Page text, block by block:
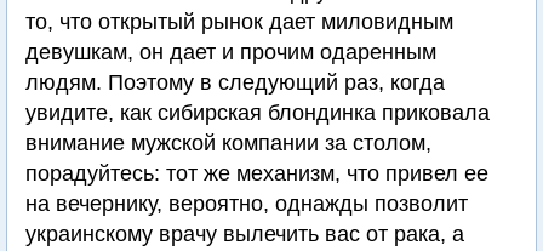
то, что открытый рынок дает миловидным
девушкам, он дает и прочим одаренным
людям. Поэтому в следующий раз, когда
увидите, как сибирская блондинка приковала
внимание мужской компании за столом,
порадуйтесь: тот же механизм, что привел ее
на вечернику, вероятно, однажды позволит
украинскому врачу вылечить вас от рака, а